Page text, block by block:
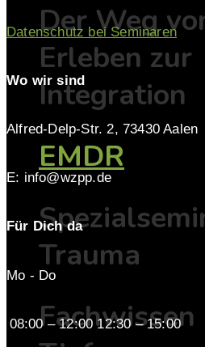
Der Weg
Erleben zur
Integration
EMDR
Trauma
Datenschutz bei Seminaren
Wo wir sind
Alfred-Delp-Str. 2, 73430 Aalen
E: info@wzpp.de
Für Dich da
Mo - Do
08:00 – 12:00 12:30 – 15:00